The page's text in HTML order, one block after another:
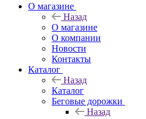
О магазине
Назад
О магазине
О компании
Новости
Контакты
Каталог
Назад
Каталог
Беговые дорожки
Назад